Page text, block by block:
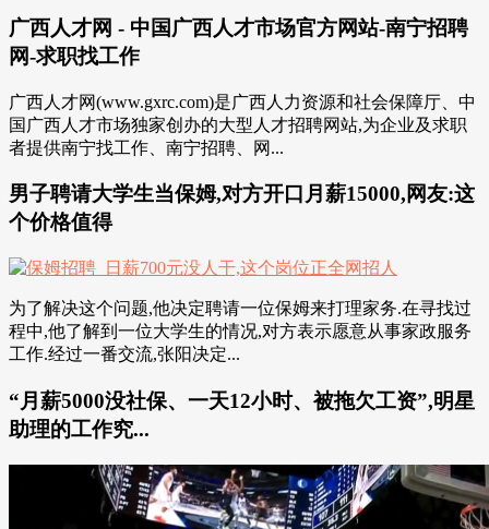
广西人才网 - 中国广西人才市场官方网站-南宁招聘
网-求职找工作
广西人才网(www.gxrc.com)是广西人力资源和社会保障厅、中
国广西人才市场独家创办的大型人才招聘网站,为企业及求职
者提供南宁找工作、南宁招聘、网...
男子聘请大学生当保姆,对方开口月薪15000,网友:这
个价格值得
为了解决这个问题,他决定聘请一位保姆来打理家务.在寻找过
程中,他了解到一位大学生的情况,对方表示愿意从事家政服务
工作.经过一番交流,张阳决定...
“月薪5000没社保、一天12小时、被拖欠工资”,明星
助理的工作究...